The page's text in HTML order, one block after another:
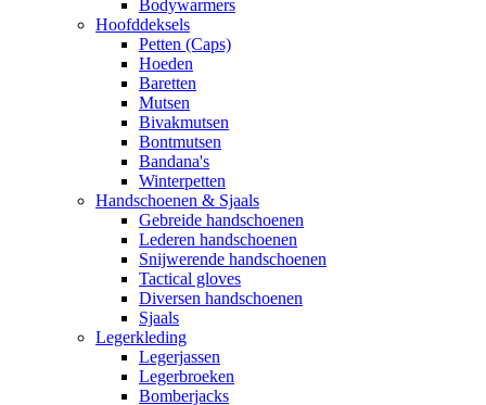
Bodywarmers
Hoofddeksels
Petten (Caps)
Hoeden
Baretten
Mutsen
Bivakmutsen
Bontmutsen
Bandana's
Winterpetten
Handschoenen & Sjaals
Gebreide handschoenen
Lederen handschoenen
Snijwerende handschoenen
Tactical gloves
Diversen handschoenen
Sjaals
Legerkleding
Legerjassen
Legerbroeken
Bomberjacks